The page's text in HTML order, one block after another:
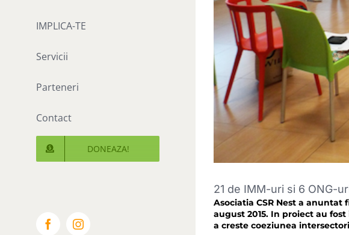
IMPLICA-TE
Servicii
Parteneri
Contact
DONEAZA!
FacebookInstagram
21 de IMM-uri si 6 ONG-
Asociatia CSR Nest a
august 2015. In proiect au
a creste coeziunea